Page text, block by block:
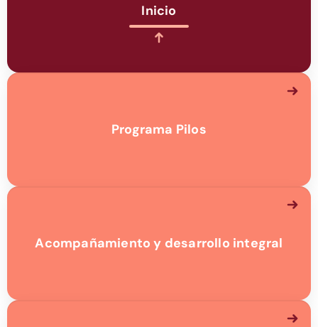
Inicio
Programa Pilos
Acompañamiento y desarrollo integral